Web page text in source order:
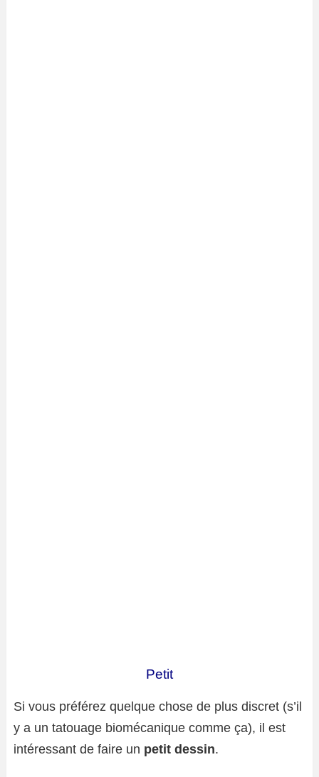
Petit
Si vous préférez quelque chose de plus discret (s’il
y a un tatouage biomécanique comme ça), il est
intéressant de faire un petit dessin.